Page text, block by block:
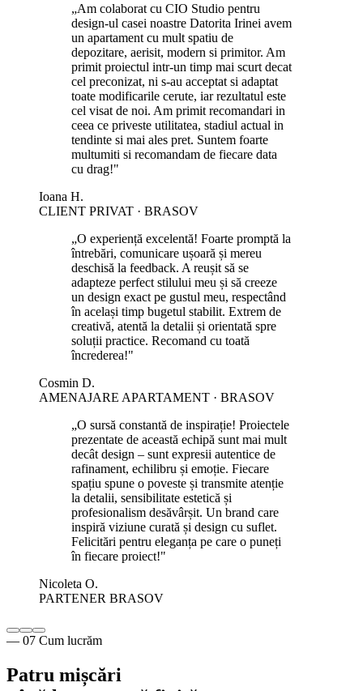
„Am colaborat cu CIO Studio pentru
design-ul casei noastre Datorita Irinei avem
un apartament cu mult spatiu de
depozitare, aerisit, modern si primitor. Am
primit proiectul intr-un timp mai scurt decat
cel preconizat, ni s-au acceptat si adaptat
toate modificarile cerute, iar rezultatul este
cel visat de noi. Am primit recomandari in
ceea ce priveste utilitatea, stadiul actual in
tendinte si mai ales pret. Suntem foarte
multumiti si recomandam de fiecare data
cu drag!"
Ioana H.
CLIENT PRIVAT · BRASOV
„O experiență excelentă! Foarte promptă la
întrebări, comunicare ușoară și mereu
deschisă la feedback. A reușit să se
adapteze perfect stilului meu și să creeze
un design exact pe gustul meu, respectând
în același timp bugetul stabilit. Extrem de
creativă, atentă la detalii și orientată spre
soluții practice. Recomand cu toată
încrederea!"
Cosmin D.
AMENAJARE APARTAMENT · BRASOV
„O sursă constantă de inspirație! Proiectele
prezentate de această echipă sunt mai mult
decât design – sunt expresii autentice de
rafinament, echilibru și emoție. Fiecare
spațiu spune o poveste și transmite atenție
la detalii, sensibilitate estetică și
profesionalism desăvârșit. Un brand care
inspiră viziune curată și design cu suflet.
Felicitări pentru eleganța pe care o puneți
în fiecare proiect!"
Nicoleta O.
PARTENER BRASOV
— 07 Cum lucrăm
Patru mișcări